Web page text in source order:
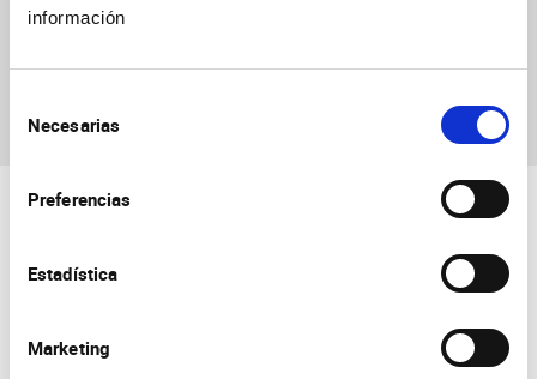
información
Necesarias
Preferencias
Estadística
Marketing
Naim El Allaoui